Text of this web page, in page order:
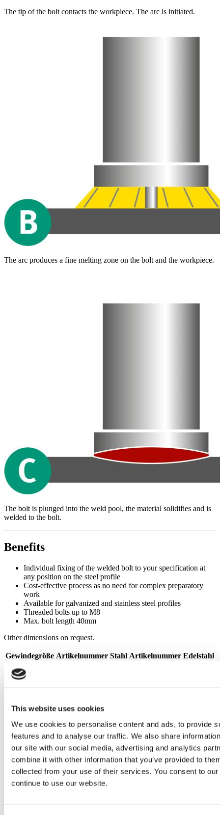
This website uses cookies
We use cookies to personalise content and ads, to provide
features and to analyse our traffic. We also share
our site with our social media, advertising and analytics
combine it with other information that you’ve provided to
collected from your use of their services. You consent to
continue to use our website.
The tip of the bolt contacts the workpiece. The arc is initiated.
The arc produces a fine melting zone on the bolt and the workpiece.
The bolt is plunged into the weld pool, the material solidifies and is
welded to the bolt.
Benefits
Individual fixing of the welded bolt to your specification at
any position on the steel profile
Cost-effective process as no need for complex preparatory
work
Available for galvanized and stainless steel profiles
Threaded bolts up to M8
Max. bolt length 40mm
Other dimensions on request.
Gewindegröße Artikelnummer Stahl Artikelnummer Edelstahl
M4x8
M4x12
M5x20
539 900 736
M6x12
539 901 222
539 900 750
M6x15
539 900 786
539 901 226
539 900 735
M8x12
539 901 223
539 901 180
M8x15
539 900 745
539 900 682
M8x20
539 900 746
539 900 683
M8x30
539 900 747